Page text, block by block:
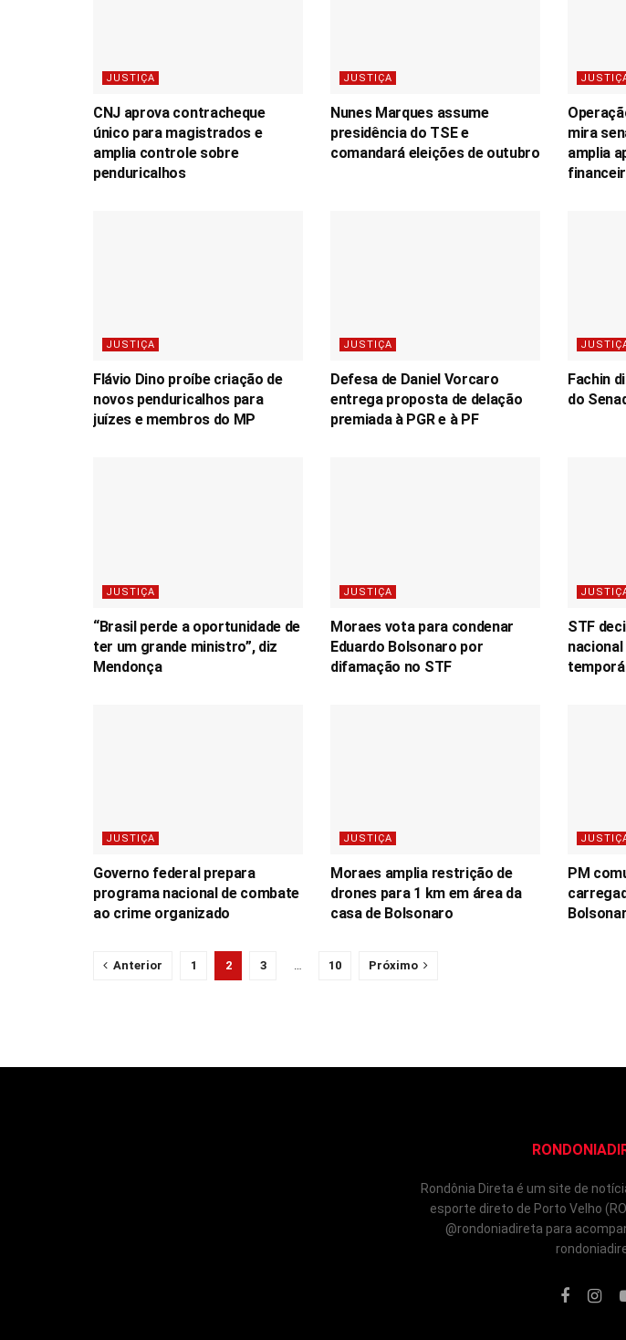
JUSTIÇA
CNJ aprova contracheque
único para magistrados e
amplia controle sobre
penduricalhos
JUSTIÇA
Nunes Marques assume
presidência do TSE e
comandará eleições de outubro
mira
amplia
JUSTIÇA
Flávio Dino proíbe criação de
novos penduricalhos para
juízes e membros do MP
JUSTIÇA
Defesa de Daniel Vorcaro
entrega proposta de delação
premiada à PGR e à PF
Fachin
do
JUSTIÇA
“Brasil perde a oportunidade de
ter um grande ministro”, diz
Mendonça
JUSTIÇA
Moraes vota para condenar
Eduardo Bolsonaro por
difamação no STF
STF
JUSTIÇA
Governo federal prepara
programa nacional de combate
ao crime organizado
JUSTIÇA
Moraes amplia restrição de
drones para 1 km em área da
casa de Bolsonaro
PM
Anterior 1 2 3 … 10 Próximo
Rondônia Direta é um site de
esporte direto de Porto Velho
@rondoniadireta para